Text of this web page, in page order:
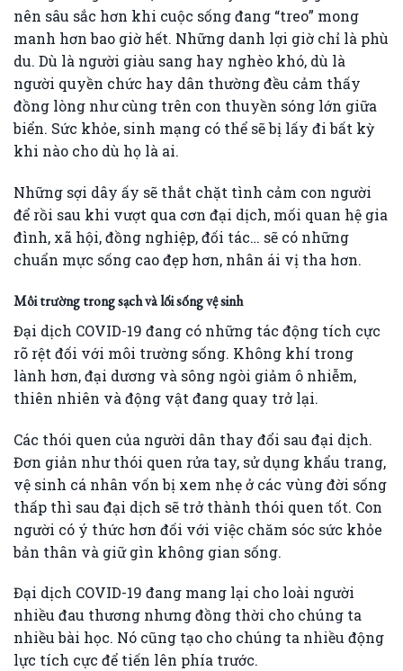
nên sâu sắc hơn khi cuộc sống đang “treo” mong
manh hơn bao giờ hết. Những danh lợi giờ chỉ là phù
du. Dù là người giàu sang hay nghèo khó, dù là
người quyền chức hay dân thường đều cảm thấy
đồng lòng như cùng trên con thuyền sóng lớn giữa
biển. Sức khỏe, sinh mạng có thể sẽ bị lấy đi bất kỳ
khi nào cho dù họ là ai.
Những sợi dây ấy sẽ thắt chặt tình cảm con người
để rồi sau khi vượt qua cơn đại dịch, mối quan hệ gia
đình, xã hội, đồng nghiệp, đối tác… sẽ có những
chuẩn mực sống cao đẹp hơn, nhân ái vị tha hơn.
Môi trường trong sạch và lối sống vệ sinh
Đại dịch COVID-19 đang có những tác động tích cực
rõ rệt đối với môi trường sống. Không khí trong
lành hơn, đại dương và sông ngòi giảm ô nhiễm,
thiên nhiên và động vật đang quay trở lại.
Các thói quen của người dân thay đổi sau đại dịch.
Đơn giản như thói quen rửa tay, sử dụng khẩu trang,
vệ sinh cá nhân vốn bị xem nhẹ ở các vùng đời sống
thấp thì sau đại dịch sẽ trở thành thói quen tốt. Con
người có ý thức hơn đối với việc chăm sóc sức khỏe
bản thân và giữ gìn không gian sống.
Đại dịch COVID-19 đang mang lại cho loài người
nhiều đau thương nhưng đồng thời cho chúng ta
nhiều bài học. Nó cũng tạo cho chúng ta nhiều động
lực tích cực để tiến lên phía trước.